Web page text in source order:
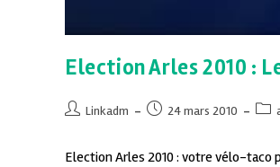
Election Arles 2010 :
Linkadm 24 mars 2010
Election Arles 2010 : votre vélo-taco